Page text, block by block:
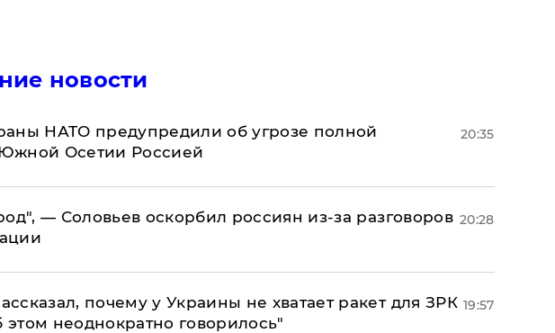
новости
НАТО предупредили об угрозе полной
Осетии Россией
20:35
— Соловьев оскорбил россиян из-за разговоров 20:28
почему у Украины не хватает ракет для ЗРК
неоднократно говорилось"
19:57